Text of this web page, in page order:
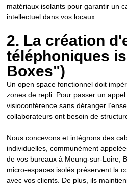
matériaux isolants pour garantir un
intellectuel dans vos locaux.
2. La création
téléphoniques
Boxes")
Un open space fonctionnel doit
zones de repli. Pour passer un
visioconférence sans déranger
collaborateurs ont besoin de
Nous concevons et intégrons des
individuelles, communément
de vos bureaux à Meung-sur-Loire,
micro-espaces isolés préservent la
avec vos clients. De plus, ils